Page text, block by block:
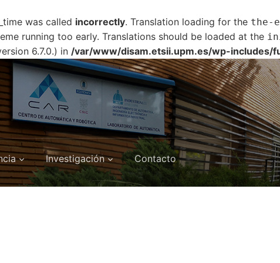
was called incorrectly. Translation loading for the the-
running too early. Translations should be loaded at the
6.7.0.) in /var/www/disam.etsii.upm.es/wp-includes/
Investigación Contacto